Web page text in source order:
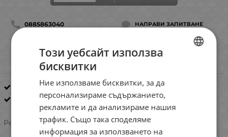
0885863040 НАПРАВИ ЗАПИТВАНЕ
ДОБАВИ В ЛЮБИМИ СРАВНИ
Воблери за спининг риболов
Jackson
Рейтинг: 5.0/5 на базата на 1 оценка
Този уебсайт използва
бисквитки
Ние използваме бисквитки, за да
персонализираме съдържанието,
рекламите и да анализираме нашия
трафик. Също така споделяме
информация за използването на